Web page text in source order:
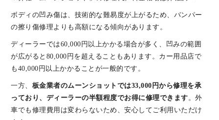
ボディの凹み傷は、技術的な難易度が上がるため、バンパー
の擦り傷修理よりも高額になる傾向があります。
ディーラーでは60,000円以上かかる場合が多く、凹みの範囲
が広がると80,000円を超えることもあります。カー用品店で
も40,000円以上かかることが一般的です。
一方、 板金業者のムーンショットでは33,000円から修理を承
っており、ディーラーの半額程度でお得に修理できます 。外
車でも修理費用は変わらないため、安心してご利用いただけ